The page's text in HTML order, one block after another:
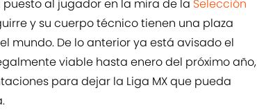
al jugador en la mira de la Selección
y su cuerpo técnico tienen una plaza
mundo. De lo anterior ya está avisado el
viable hasta enero del próximo año,
para dejar la Liga MX que pueda